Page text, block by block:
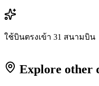
ใช้บินตรงเข้า 31 สนามบิน
Explore other